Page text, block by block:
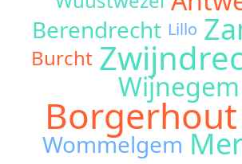
Berendrecht Lillo
Burcht
Wijnegem
Borgerhout
Wommelgem